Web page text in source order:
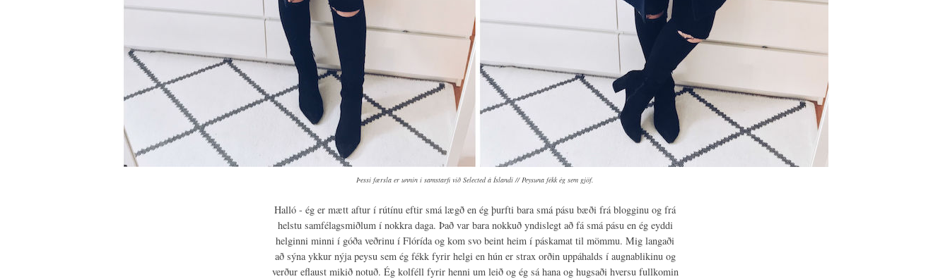
Þessi færsla er unnin í samstarfi við Selected á Íslandi // Peysuna fékk ég sem gjöf.
Halló - ég er mætt aftur í rútínu eftir smá lægð en ég þurfti bara smá pásu bæði frá blogginu og frá
helstu samfélagsmiðlum í nokkra daga. Það var bara nokkuð yndislegt að fá smá pásu en ég eyddi
helginni minni í góða veðrinu í Flórída og kom svo beint heim í páskamat til mömmu. Mig langaði
að sýna ykkur nýja peysu sem ég fékk fyrir helgi en hún er strax orðin uppáhalds í augnablikinu og
verður eflaust mikið notuð. Ég kolféll fyrir henni um leið og ég sá hana og hugsaði hversu fullkomin